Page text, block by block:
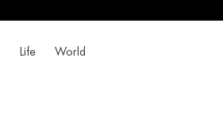
Life World